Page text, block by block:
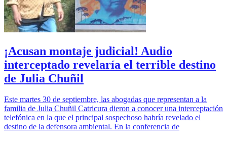
¡Acusan montaje judicial! Audio
interceptado revelaría el terrible destino
de Julia Chuñil
Este martes 30 de septiembre, las abogadas que representan a la
familia de Julia Chuñil Catricura dieron a conocer una interceptación
telefónica en la que el principal sospechoso habría revelado el
destino de la defensora ambiental. En la conferencia de